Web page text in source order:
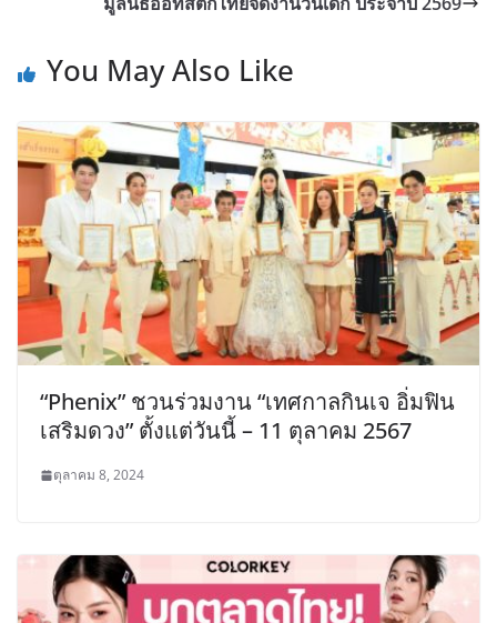
You May Also Like
“Phenix” ชวนร่วมงาน “เทศกาลกินเจ อิ่มฟิน
เสริมดวง” ตั้งแต่วันนี้ – 11 ตุลาคม 2567
ตุลาคม 8, 2024